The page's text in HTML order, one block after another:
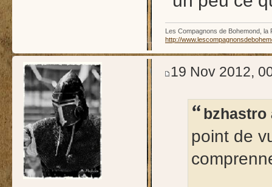
Les Compagnons de Bohemond, la
http://
19 Nov 2012,
bzhastro
point de